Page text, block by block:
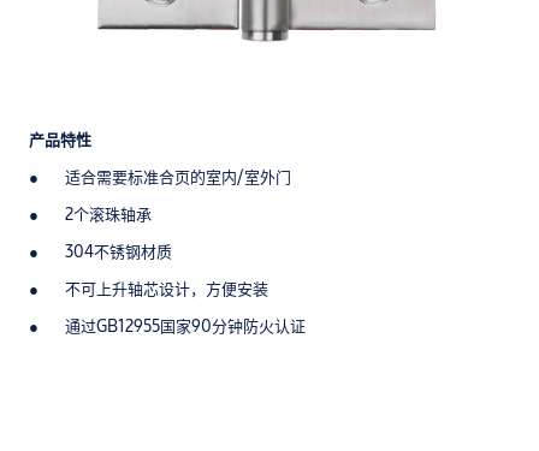
产品特性
适合需要标准合页的室内/室外门
2个滚珠轴承
304不锈钢材质
不可上升轴芯设计，方便安装
通过GB12955国家90分钟防火认证